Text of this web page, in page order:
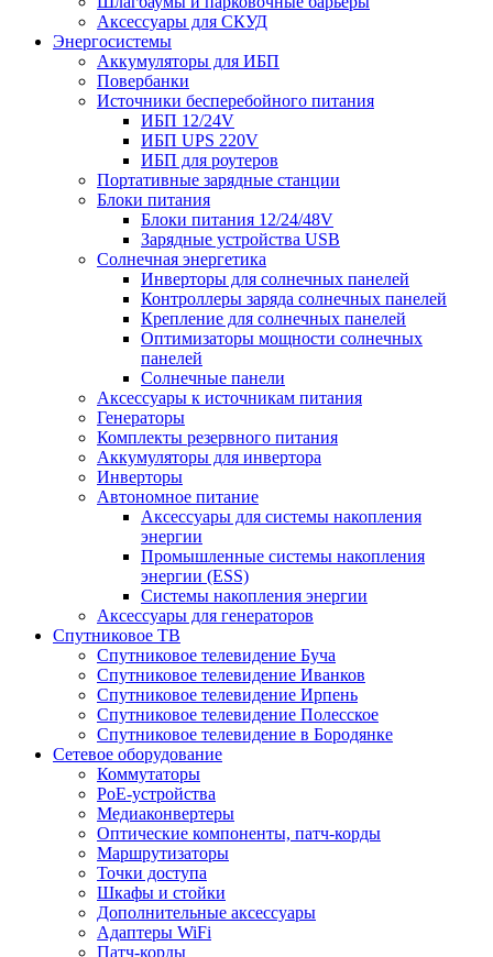
Аксессуары для СКУД
Энергосистемы
Аккумуляторы для ИБП
Повербанки
Источники бесперебойного питания
ИБП 12/24V
ИБП UPS 220V
ИБП для роутеров
Портативные зарядные станции
Блоки питания
Блоки питания 12/24/48V
Зарядные устройства USB
Солнечная энергетика
Инверторы для солнечных панелей
Контроллеры заряда солнечных панелей
Крепление для солнечных панелей
Оптимизаторы мощности солнечных
панелей
Солнечные панели
Аксессуары к источникам питания
Генераторы
Комплекты резервного питания
Аккумуляторы для инвертора
Инверторы
Автономное питание
Аксессуары для системы накопления
энергии
Промышленные системы накопления
энергии (ESS)
Системы накопления энергии
Аксессуары для генераторов
Спутниковое ТВ
Спутниковое телевидение Буча
Спутниковое телевидение Иванков
Спутниковое телевидение Ирпень
Спутниковое телевидение Полесское
Спутниковое телевидение в Бородянке
Сетевое оборудование
Коммутаторы
PoE-устройства
Медиаконвертеры
Оптические компоненты, патч-корды
Маршрутизаторы
Точки доступа
Шкафы и стойки
Дополнительные аксессуары
Адаптеры WiFi
Патч-корды